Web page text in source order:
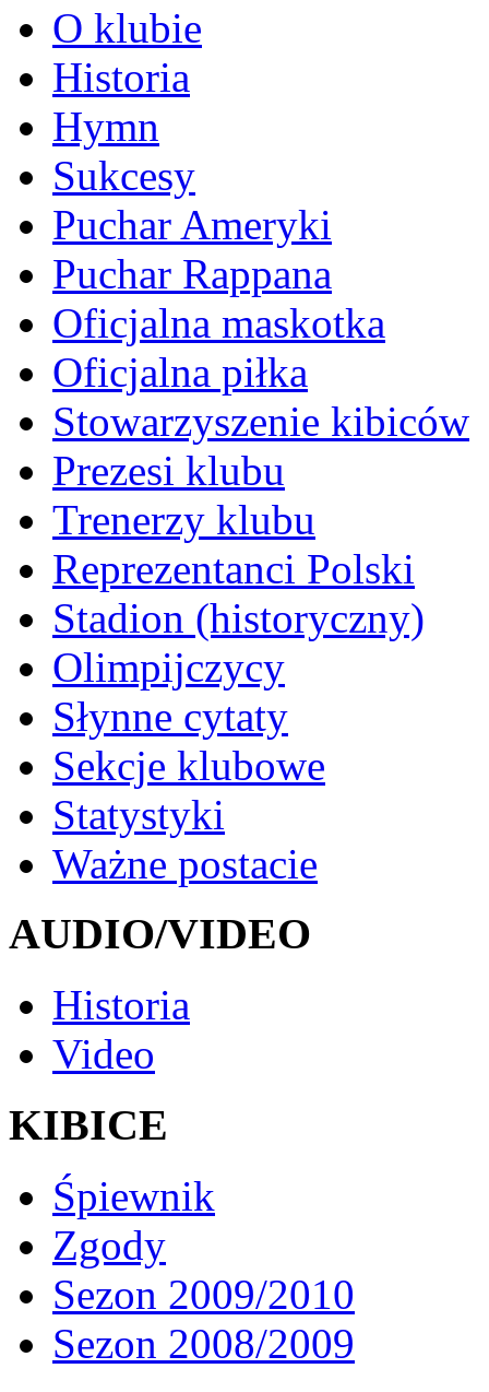
O klubie
Historia
Hymn
Sukcesy
Puchar Ameryki
Puchar Rappana
Oficjalna maskotka
Oficjalna piłka
Stowarzyszenie kibiców
Prezesi klubu
Trenerzy klubu
Reprezentanci Polski
Stadion (historyczny)
Olimpijczycy
Słynne cytaty
Sekcje klubowe
Statystyki
Ważne postacie
AUDIO/VIDEO
Historia
Video
KIBICE
Śpiewnik
Zgody
Sezon 2009/2010
Sezon 2008/2009